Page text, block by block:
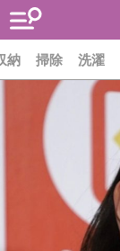
納 掃除 洗濯